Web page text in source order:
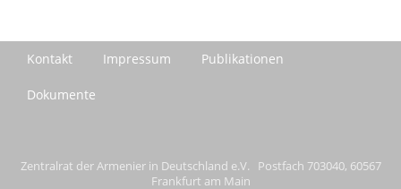
Kontakt Impressum Publikationen
Dokumente
Zentralrat der Armenier in Deutschland e.V. Postfach 703040, 60567
Frankfurt am Main